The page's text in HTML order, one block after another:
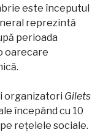
este începutul
reprezintă
perioada
oarecare
organizatori Gilets
începând cu 10
rețelele sociale.